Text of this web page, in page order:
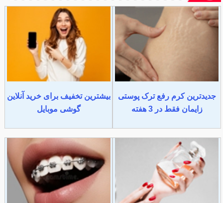
جدیدترین کرم رفع ترک پوستی
زایمان فقط در 3 هفته
بیشترین تخفیف برای خرید آنلاین
گوشی موبایل